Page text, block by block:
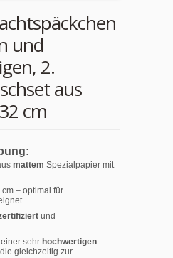
und
2.
aus
cm
mattem Spezialpapier mit
cm – optimal für
und
sehr hochwertigen
gleichzeitig zur